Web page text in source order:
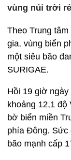
vùng núi trời
Theo Trung
gia, vùng biển
một siêu bão
SURIGAE.
Hồi 19 giờ
khoảng 12,1
bờ biển miền
phía Đông. Sức
bão mạnh cấp